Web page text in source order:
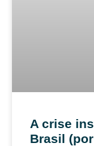
A crise
Brasil